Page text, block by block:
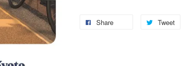
Share Tweet